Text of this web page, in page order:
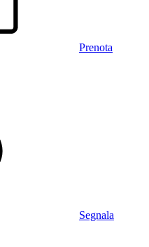
Prenota
Segnala